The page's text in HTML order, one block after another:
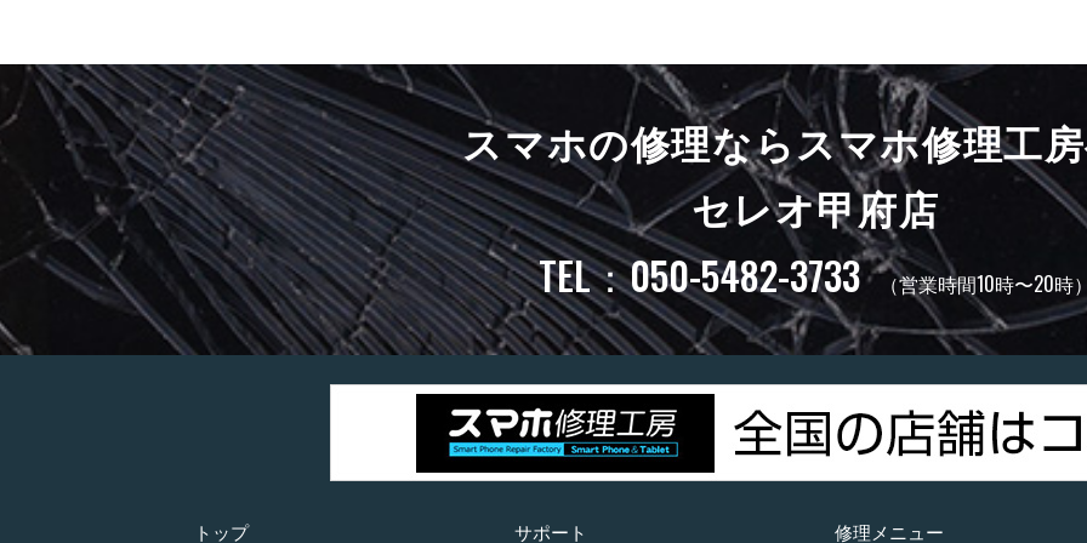
スマホの修理ならスマホ修理工
セレオ甲府店
TEL：050-5482-3733 （営業時間10時〜20時
トップ サポート 修理メニュー